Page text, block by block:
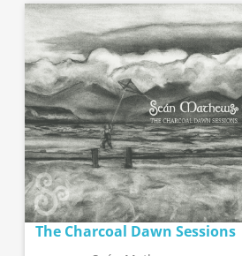
The Charcoal Dawn Sessions